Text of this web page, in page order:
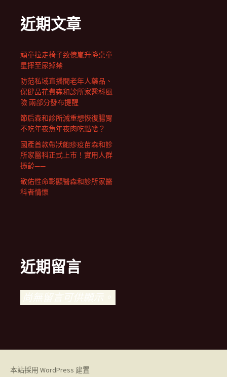
近期文章
頑童拉走椅子致億嵐升降桌童
星摔至尿掉禁
防范私域直播間老年人藥品、
保健品花費森和診所家醫科風
險 兩部分發布提醒
節后森和診所減重想恢復腸胃
不吃年夜魚年夜肉吃點啥？
國產首款帶狀皰疹疫苗森和診
所家醫科正式上市！實用人群
擴齡——
敬佑性命彰顯醫森和診所家醫
科者情懷
近期留言
尚無留言可供顯示。
本站採用 WordPress 建置